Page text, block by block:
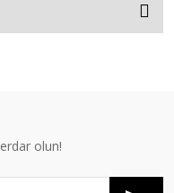
olun!